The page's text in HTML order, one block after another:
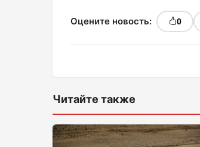
Оцените новость: 0
Читайте также